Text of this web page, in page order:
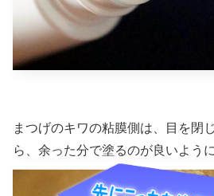
まつげのキワの粘膜側は、目を閉
ら、余った分で塗るのが良いよう